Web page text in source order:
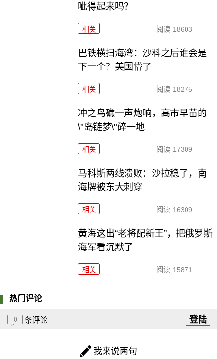
呲得起来吗？
相关 阅读 18603
巴铁横扫海湾：沙科之后谁会是
下一个？美国懵了
相关 阅读 18275
冲之鸟礁一声炮响，高市早苗的
\"岛链梦\"碎一地
相关 阅读 17309
马科斯两线溃败：沙拉稳了，南
海牌被东大刺穿
相关 阅读 16309
黄海这出“老将配新王”，把俄罗斯
海军看沉默了
相关 阅读 15871
热门评论
0 条评论 登陆
我来说两句